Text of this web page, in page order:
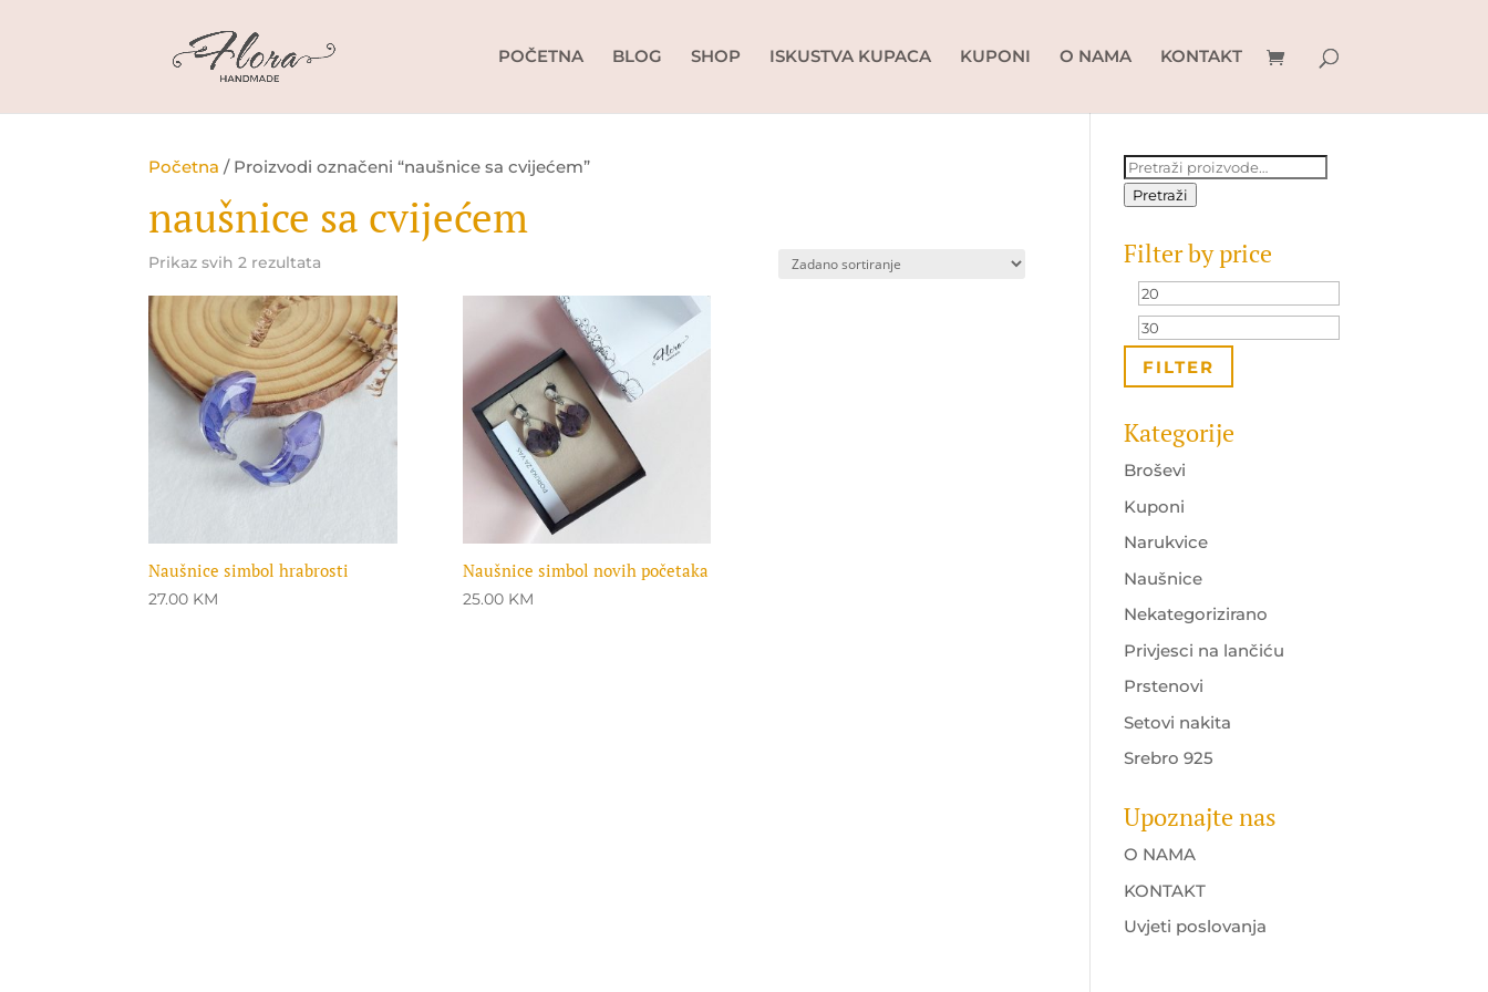
POČETNA BLOG SHOP ISKUSTVA KUPACA KUPONI O NAMA KONTAKT
Početna / Proizvodi označeni “naušnice sa cvijećem”
naušnice sa cvijećem
Prikaz svih 2 rezultata
Naušnice simbol hrabrosti
27.00 KM
Naušnice simbol novih početaka
25.00 KM
Pretraži:
Pretraži
Filter by price
Minimalna
cijena
FILTER
Kategorije
Broševi
Kuponi
Narukvice
Naušnice
Nekategorizirano
Privjesci na lančiću
Prstenovi
Setovi nakita
Srebro 925
Upoznajte nas
O NAMA
KONTAKT
Uvjeti poslovanja